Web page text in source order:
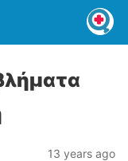
13 years ago